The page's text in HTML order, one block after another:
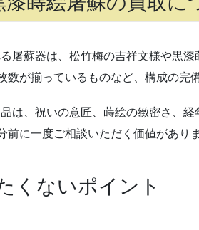
屠蘇器は、松竹梅の吉祥文様や黒
が揃っているものなど、構成の完
は、祝いの意匠、蒔絵の緻密さ、
に一度ご相談いただく価値がありま
くないポイント